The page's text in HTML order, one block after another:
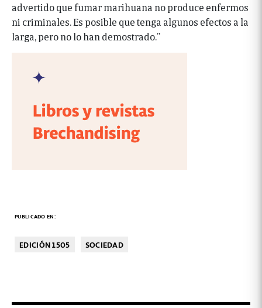
advertido que fumar marihuana no produce enfermos
ni criminales. Es posible que tenga algunos efectos a la
larga, pero no lo han demostrado.”
PUBLICADO EN:
EDICIÓN 1505 SOCIEDAD